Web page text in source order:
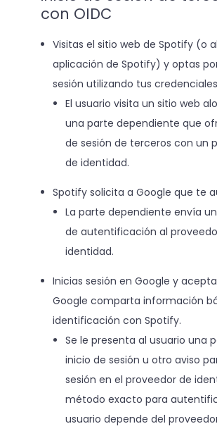
con OIDC
Visitas el sitio web de Spotify (o
aplicación de Spotify) y optas
sesión utilizando tus
El usuario visita un sitio web
una parte dependiente que
de sesión de terceros con un
de identidad.
Spotify solicita a Google que te
La parte dependiente envía
de autentificación al
identidad.
Inicias sesión en Google y
Google comparta información
identificación con Spotify.
Se le presenta al usuario una
inicio de sesión u otro aviso
sesión en el proveedor de
método exacto para
usuario depende del